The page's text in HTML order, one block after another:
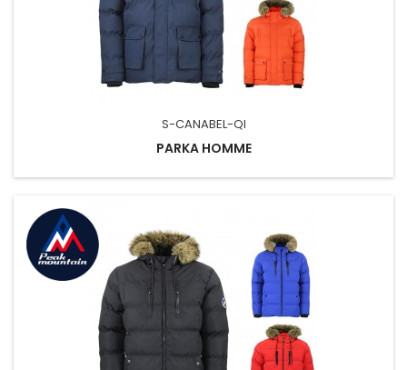
S-CANABEL-QI
PARKA HOMME